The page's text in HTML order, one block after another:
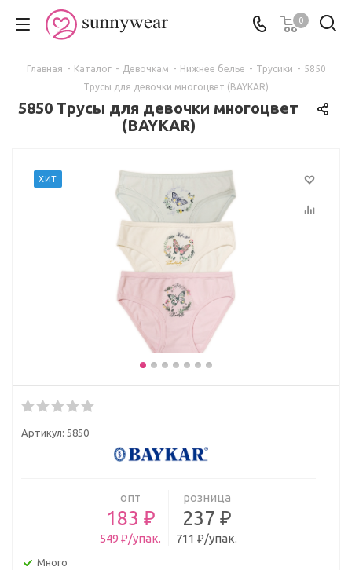
0
Главная - Каталог - Девочкам - Нижнее белье - Трусики - 5850
Трусы для девочки многоцвет (BAYKAR)
5850 Трусы для девочки многоцвет
(BAYKAR)
ХИТ
Артикул: 5850
опт
183 ₽
549 ₽/упак.
розница
237 ₽
711 ₽/упак.
Много